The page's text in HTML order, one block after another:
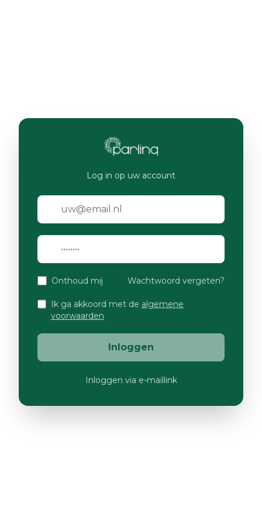
Log in op uw account
Onthoud mij Wachtwoord vergeten?
Ik ga akkoord met de algemene
voorwaarden
Inloggen
Inloggen via e-maillink